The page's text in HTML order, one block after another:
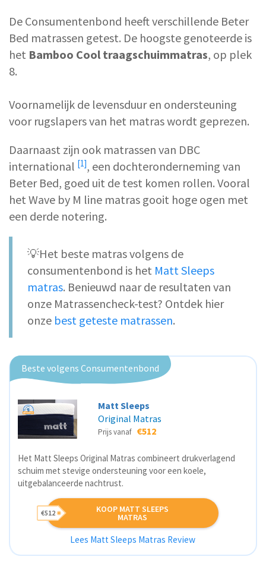
De Consumentenbond heeft verschillende Beter
Bed matrassen getest. De hoogste genoteerde is
het Bamboo Cool traagschuimmatras, op plek
8.
Voornamelijk de levensduur en ondersteuning
voor rugslapers van het matras wordt geprezen.
Daarnaast zijn ook matrassen van DBC
international [1], een dochteronderneming van
Beter Bed, goed uit de test komen rollen. Vooral
het Wave by M line matras gooit hoge ogen met
een derde notering.
💡Het beste matras volgens de
consumentenbond is het Matt Sleeps
matras. Benieuwd naar de resultaten van
onze Matrassencheck-test? Ontdek hier
onze best geteste matrassen.
Beste volgens Consumentenbond
Matt Sleeps
Original Matras
Prijs vanaf €512
Het Matt Sleeps Original Matras combineert drukverlagend
schuim met stevige ondersteuning voor een koele,
uitgebalanceerde nachtrust.
KOOP MATT SLEEPS
MATRAS
€512
Lees Matt Sleeps Matras Review